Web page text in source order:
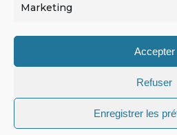
Marketing
Accepter
Refuser
Enregistrer les
POLITIQUE DE